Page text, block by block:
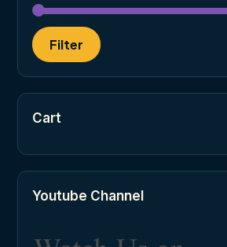
Filter
Cart
Youtube Channel